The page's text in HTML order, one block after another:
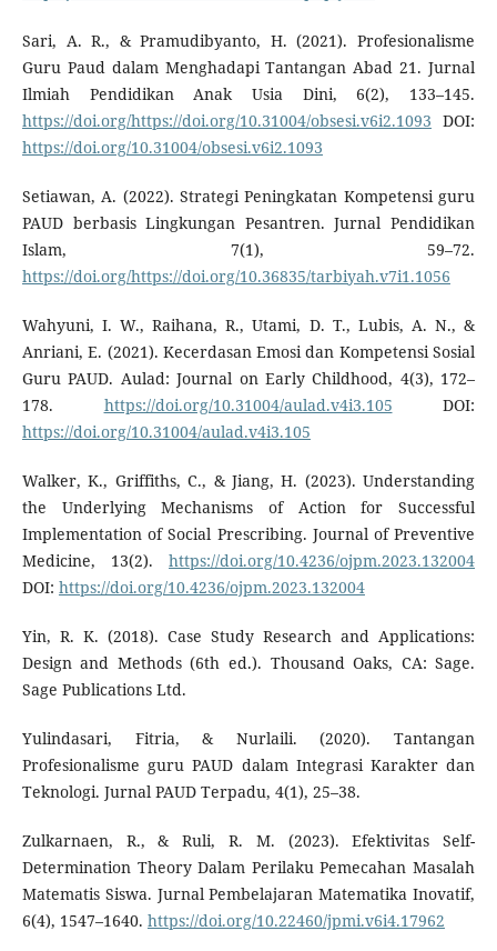
Sari, A. R., & Pramudibyanto, H. (2021). Profesionalisme
Guru Paud dalam Menghadapi Tantangan Abad 21. Jurnal
Ilmiah Pendidikan Anak Usia Dini, 6(2), 133–145.
https://doi.org/https://doi.org/10.31004/obsesi.v6i2.1093 DOI:
https://doi.org/10.31004/obsesi.v6i2.1093
Setiawan, A. (2022). Strategi Peningkatan Kompetensi guru
PAUD berbasis Lingkungan Pesantren. Jurnal Pendidikan
Islam, 7(1), 59–72.
https://doi.org/https://doi.org/10.36835/tarbiyah.v7i1.1056
Wahyuni, I. W., Raihana, R., Utami, D. T., Lubis, A. N., &
Anriani, E. (2021). Kecerdasan Emosi dan Kompetensi Sosial
Guru PAUD. Aulad: Journal on Early Childhood, 4(3), 172–
178. https://doi.org/10.31004/aulad.v4i3.105 DOI:
https://doi.org/10.31004/aulad.v4i3.105
Walker, K., Griffiths, C., & Jiang, H. (2023). Understanding
the Underlying Mechanisms of Action for Successful
Implementation of Social Prescribing. Journal of Preventive
Medicine, 13(2).https://doi.org/10.4236/ojpm.2023.132004
DOI: https://doi.org/10.4236/ojpm.2023.132004
Yin, R. K. (2018). Case Study Research and Applications:
Design and Methods (6th ed.). Thousand Oaks, CA: Sage.
Sage Publications Ltd.
Yulindasari, Fitria, & Nurlaili. (2020). Tantangan
Profesionalisme guru PAUD dalam Integrasi Karakter dan
Teknologi. Jurnal PAUD Terpadu, 4(1), 25–38.
Zulkarnaen, R., & Ruli, R. M. (2023). Efektivitas Self-
Determination Theory Dalam Perilaku Pemecahan Masalah
Matematis Siswa. Jurnal Pembelajaran Matematika Inovatif,
6(4), 1547–1640. https://doi.org/10.22460/jpmi.v6i4.17962